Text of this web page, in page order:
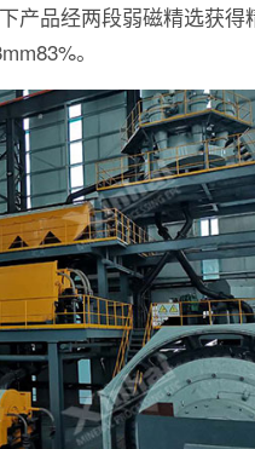
产品经两段弱磁精选获得
。